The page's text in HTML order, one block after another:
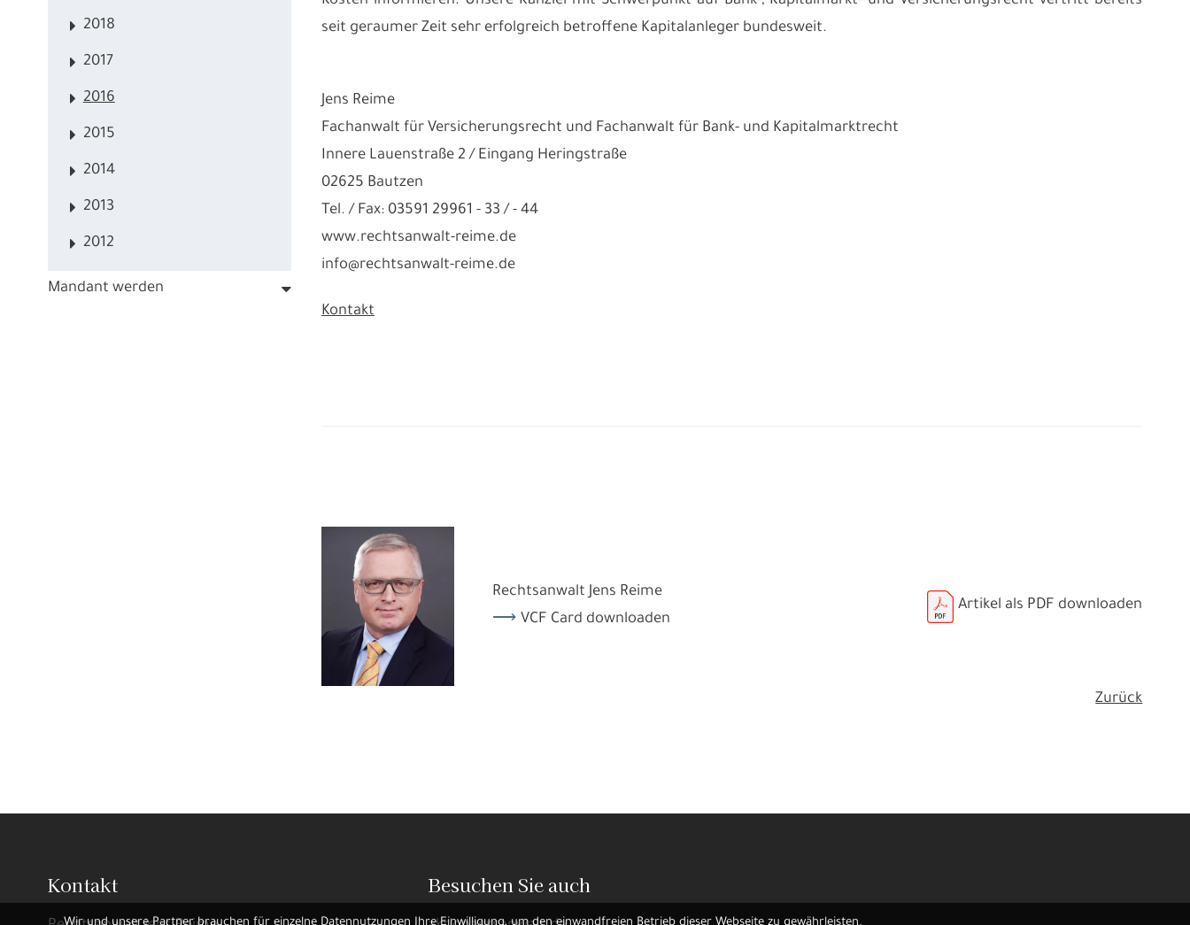
2018
2017
2016
2015
2014
2013
2012
Mandant werden
seit geraumer Zeit sehr erfolgreich betroffene Kapitalanleger bundesweit.
Jens Reime
Fachanwalt für Versicherungsrecht und Fachanwalt für Bank- und Kapitalmarktrecht
Innere Lauenstraße 2 / Eingang Heringstraße
02625 Bautzen
Tel. / Fax: 03591 29961 - 33 / - 44
www.rechtsanwalt-reime.de
info@rechtsanwalt-reime.de
Kontakt
Rechtsanwalt Jens Reime
VCF Card downloaden
Artikel als PDF downloaden
Zurück
Kontakt Besuchen Sie auch